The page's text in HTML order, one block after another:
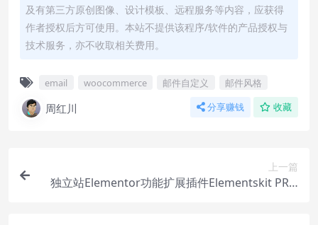
及有第三方原创图像、设计模板、远程服务等内容，应获得
作者授权后方可使用。本站不提供该程序/软件的产品授权与
技术服务，亦不收取相关费用。
email woocommerce 邮件自定义 邮件风格
周红川 分享赚钱 收藏
上一篇
独立站Elementor功能扩展插件Elementskit PRO